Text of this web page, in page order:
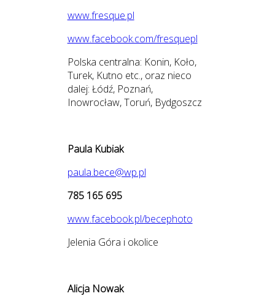
www.fresque.pl
www.facebook.com/fresquepl
Polska centralna: Konin, Koło,
Turek, Kutno etc., oraz nieco
dalej: Łódź, Poznań,
Inowrocław, Toruń, Bydgoszcz
Paula Kubiak
paula.bece@wp.pl
785 165 695
www.facebook.pl/becephoto
Jelenia Góra i okolice
Alicja Nowak